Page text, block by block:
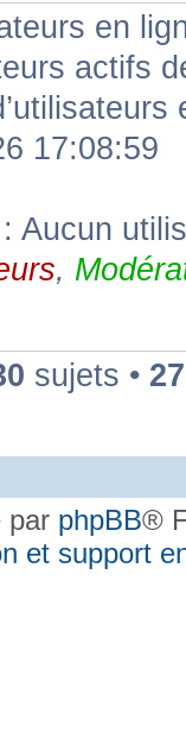
en
actifs
17:08:59
Aucun
,
sujets •
par phpBB®
et support